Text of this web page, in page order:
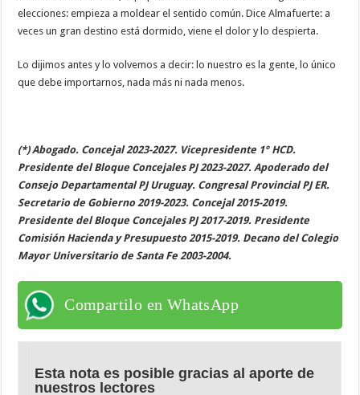
elecciones: empieza a moldear el sentido común. Dice Almafuerte: a
veces un gran destino está dormido, viene el dolor y lo despierta.
Lo dijimos antes y lo volvemos a decir: lo nuestro es la gente, lo único
que debe importarnos, nada más ni nada menos.
(*) Abogado. Concejal 2023-2027. Vicepresidente 1° HCD.
Presidente del Bloque Concejales PJ 2023-2027. Apoderado del
Consejo Departamental PJ Uruguay. Congresal Provincial PJ ER.
Secretario de Gobierno 2019-2023. Concejal 2015-2019.
Presidente del Bloque Concejales PJ 2017-2019. Presidente
Comisión Hacienda yPresupuesto 2015-2019. Decano del Colegio
Mayor Universitario de Santa Fe 2003-2004.
Compartilo en WhatsApp
Esta nota es posible gracias al aporte de
nuestros lectores